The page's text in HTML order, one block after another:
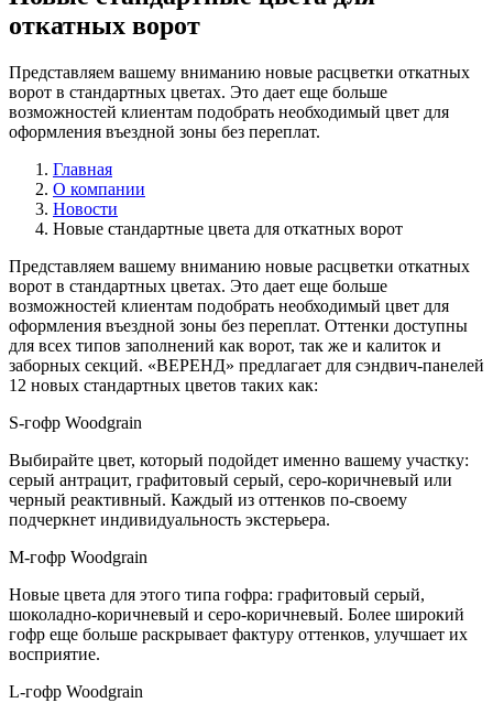
откатных ворот
Представляем вашему вниманию новые расцветки откатных
ворот в стандартных цветах. Это дает еще больше
возможностей клиентам подобрать необходимый цвет для
оформления въездной зоны без переплат.
Главная
О компании
Новости
Новые стандартные цвета для откатных ворот
Представляем вашему вниманию новые расцветки откатных
ворот в стандартных цветах. Это дает еще больше
возможностей клиентам подобрать необходимый цвет для
оформления въездной зоны без переплат. Оттенки доступны
для всех типов заполнений как ворот, так же и калиток и
заборных секций. «ВЕРЕНД» предлагает для сэндвич-панелей
12 новых стандартных цветов таких как:
S-гофр Woodgrain
Выбирайте цвет, который подойдет именно вашему участку:
серый антрацит, графитовый серый, серо-коричневый или
черный реактивный. Каждый из оттенков по-своему
подчеркнет индивидуальность экстерьера.
M-гофр Woodgrain
Новые цвета для этого типа гофра: графитовый серый,
шоколадно-коричневый и серо-коричневый. Более широкий
гофр еще больше раскрывает фактуру оттенков, улучшает их
восприятие.
L-гофр Woodgrain